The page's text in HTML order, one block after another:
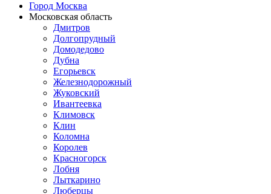
Город Москва
Московская область
Дмитров
Долгопрудный
Домодедово
Дубна
Егорьевск
Железнодорожный
Жуковский
Ивантеевка
Климовск
Клин
Коломна
Королев
Красногорск
Лобня
Лыткарино
Люберцы